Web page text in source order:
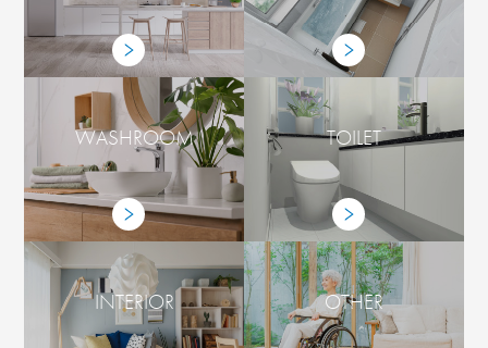
WASHROOM TOILET
INTERIOR OTHER